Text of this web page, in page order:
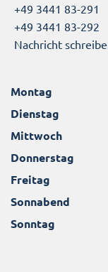
+49 3441 83-291
+49 3441 83-292
Nachricht
Montag
Dienstag
Mittwoch
Donnerstag
Freitag
Sonnabend
Sonntag